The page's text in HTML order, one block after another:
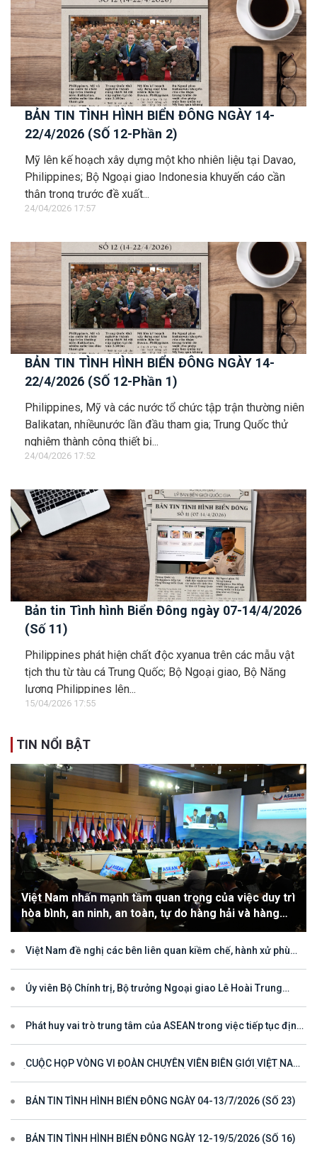
BẢN TIN TÌNH HÌNH BIỂN ĐÔNG NGÀY 14-
22/4/2026 (SỐ 12-Phần 2)
Mỹ lên kế hoạch xây dựng một kho nhiên liệu tại Davao,
Philippines; Bộ Ngoại giao Indonesia khuyến cáo cần
thận trọng trước đề xuất...
24/04/2026 17:57
BẢN TIN TÌNH HÌNH BIỂN ĐÔNG NGÀY 14-
22/4/2026 (SỐ 12-Phần 1)
Philippines, Mỹ và các nước tổ chức tập trận thường niên
Balikatan, nhiềunước lần đầu tham gia; Trung Quốc thử
nghiệm thành công thiết bị...
24/04/2026 17:52
Bản tin Tình hình Biển Đông ngày 07-14/4/2026
(Số 11)
Philippines phát hiện chất độc xyanua trên các mẫu vật
tịch thu từ tàu cá Trung Quốc; Bộ Ngoại giao, Bộ Năng
lượng Philippines lên...
15/04/2026 17:55
TIN NỔI BẬT
Việt Nam nhấn mạnh tầm quan trọng của việc duy trì
hòa bình, an ninh, an toàn, tự do hàng hải và hàng
không
Việt Nam đề nghị các bên liên quan kiềm chế, hành xử phù
phán đối với vùng đặc quyền kinh tế và thềm lục địa của quốc gia
ven biển
Ủy viên Bộ Chính trị, Bộ trưởng Ngoại giao Lê Hoài Trung
Phát huy vai trò trung tâm của ASEAN trong việc tiếp tục định
CUỘC HỌP VÒNG VI ĐOÀN CHUYÊN VIÊN BIÊN GIỚI VIỆT NAM
TRIỂN
BẢN TIN TÌNH HÌNH BIỂN ĐÔNG NGÀY 04-13/7/2026 (SỐ 23)
BẢN TIN TÌNH HÌNH BIỂN ĐÔNG NGÀY 12-19/5/2026 (SỐ 16)